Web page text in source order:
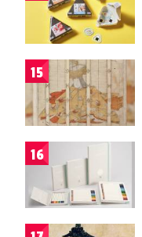
15
16